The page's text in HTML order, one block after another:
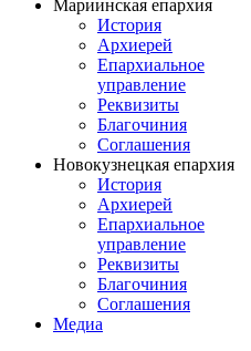
Мариинская епархия
История
Архиерей
Епархиальное
управление
Реквизиты
Благочиния
Соглашения
Новокузнецкая епархия
История
Архиерей
Епархиальное
управление
Реквизиты
Благочиния
Соглашения
Медиа